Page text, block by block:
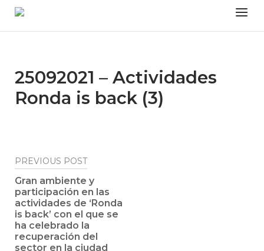
Skip
Menu
25092021 – Actividades
Ronda is back (3)
Post
navigation
PREVIOUS POST
Gran ambiente y
participación en las
actividades de ‘Ronda
is back’ con el que se
ha celebrado la
recuperación del
sector en la ciudad